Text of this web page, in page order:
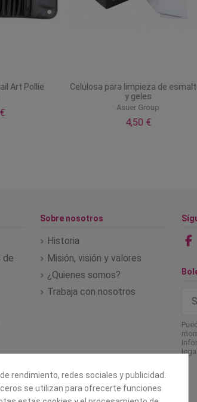
Art Pollie
Celulosa para limpieza de
y geles
Asuer Group
4,50 €
de
Sobre nosotros
Historia
Misión, visión y valores
¿Quienes somos?
Trabaja con nosotros
legal.
rendimiento, redes sociales y publicidad.
se utilizan para ofrecerte funciones